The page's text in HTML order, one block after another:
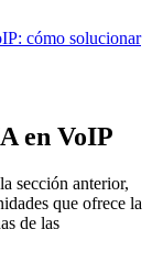
cómo solucionar
en VoIP
sección anterior,
que ofrece la
de las